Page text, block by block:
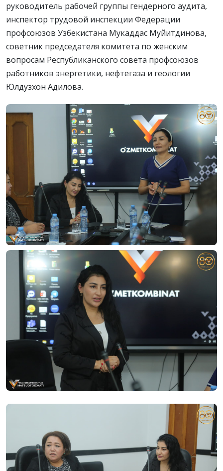
руководитель рабочей группы гендерного аудита,
инспектор трудовой инспекции Федерации
профсоюзов Узбекистана Мукаддас Муйитдинова,
советник председателя комитета по женским
вопросам Республиканского совета профсоюзов
работников энергетики, нефтегаза и геологии
Юлдузхон Адилова.